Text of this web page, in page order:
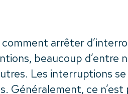
arrêter
beaucoup
Les interruptions
Généralement, ce